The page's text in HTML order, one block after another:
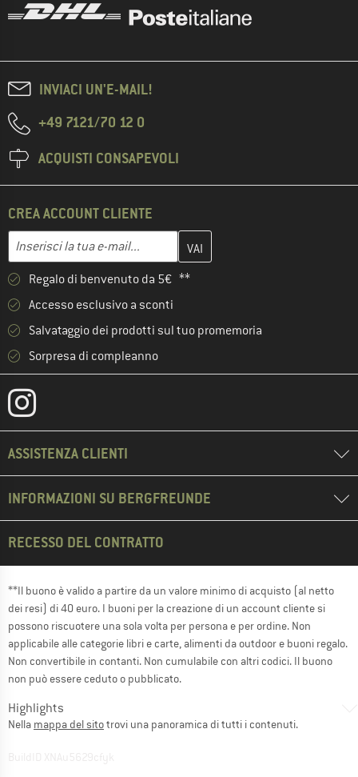
INVIACI UN'E-MAIL!
+49 7121/70 12 0
ACQUISTI CONSAPEVOLI
CREA ACCOUNT CLIENTE
Inserisci la tua e-mail...
Inserisci qui il tuo indirizzo e-mail e crea il tuo account cliente
Regalo di benvenuto da 5€ **
Accesso esclusivo a sconti
Salvataggio dei prodotti sul tuo promemoria
Sorpresa di compleanno
ASSISTENZA CLIENTI
INFORMAZIONI SU BERGFREUNDE
RECESSO DEL CONTRATTO
**Il buono è valido a partire da un valore minimo di acquisto (al netto
dei resi) di 40 euro. I buoni per la creazione di un account cliente si
possono riscuotere una sola volta per persona e per ordine. Non
applicabile alle categorie libri e carte, alimenti da outdoor e buoni regalo.
Non convertibile in contanti. Non cumulabile con altri codici. Il buono
non può essere ceduto o pubblicato.
Highlights
Nella mappa del sitotrovi una panoramica di tutti i contenuti.